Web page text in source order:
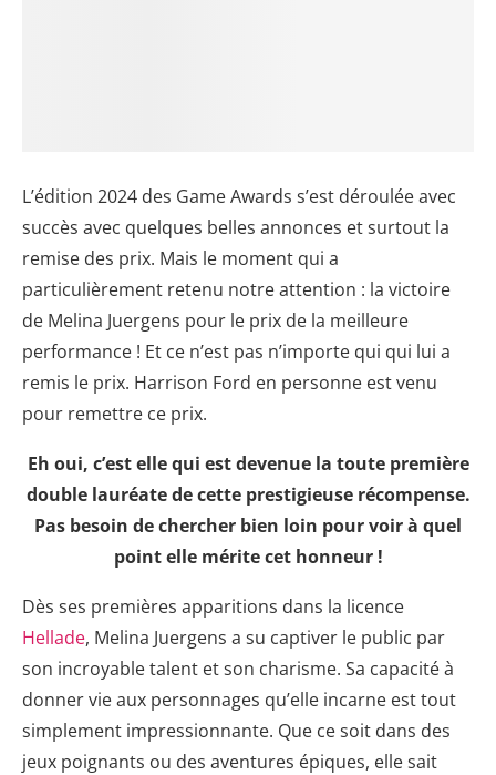
L’édition 2024 des Game Awards s’est déroulée avec
succès avec quelques belles annonces et surtout la
remise des prix. Mais le moment qui a
particulièrement retenu notre attention : la victoire
de Melina Juergens pour le prix de la meilleure
performance ! Et ce n’est pas n’importe qui qui lui a
remis le prix. Harrison Ford en personne est venu
pour remettre ce prix.
Eh oui, c’est elle qui est devenue la toute première
double lauréate de cette prestigieuse récompense.
Pas besoin de chercher bien loin pour voir à quel
point elle mérite cet honneur !
Dès ses premières apparitions dans la licence
Hellade, Melina Juergens a su captiver le public par
son incroyable talent et son charisme. Sa capacité à
donner vie aux personnages qu’elle incarne est tout
simplement impressionnante. Que ce soit dans des
jeux poignants ou des aventures épiques, elle sait